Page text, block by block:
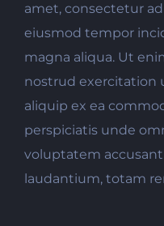
amet, consectetur
eiusmod tempor
magna aliqua. Ut
nostrud exercitation
aliquip ex ea
perspiciatis unde
voluptatem
laudantium, totam